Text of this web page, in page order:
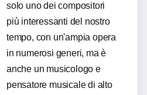
solo uno dei compositori
più interessanti del nostro
tempo, con un'ampia opera
in numerosi generi, ma è
anche un musicologo e
pensatore musicale di alto